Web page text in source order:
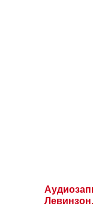
Левинзон.